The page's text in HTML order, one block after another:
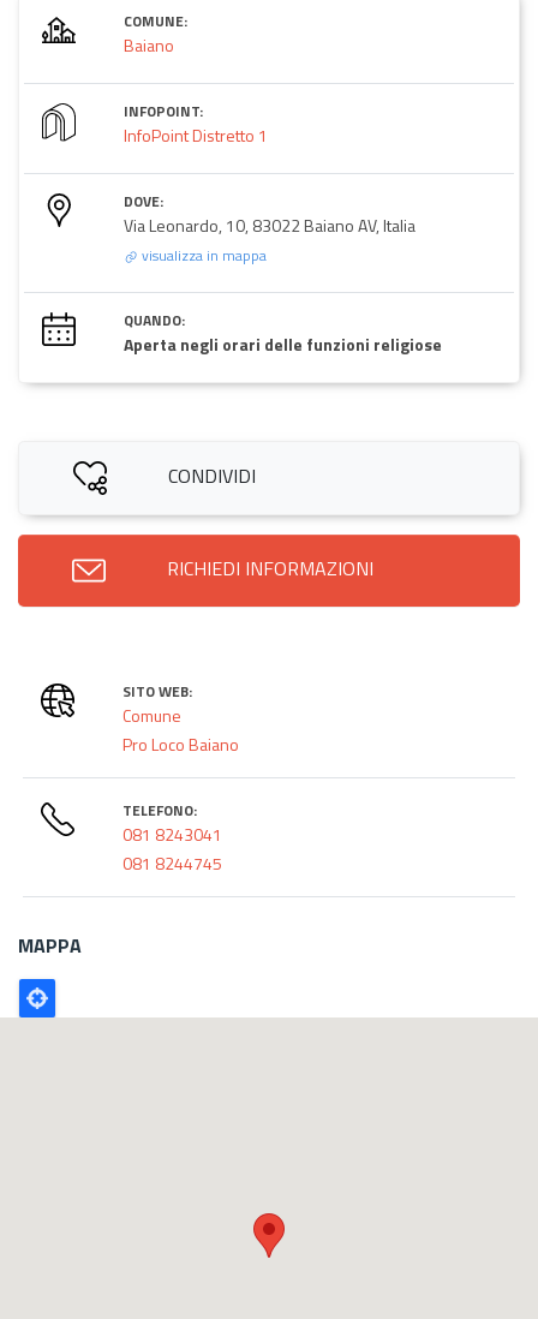
COMUNE:
Baiano
INFOPOINT:
InfoPoint Distretto 1
DOVE:
Via Leonardo, 10, 83022 Baiano AV, Italia
visualizza in mappa
QUANDO:
Aperta negli orari delle funzioni religiose
CONDIVIDI
RICHIEDI INFORMAZIONI
SITO WEB:
Comune
Pro Loco Baiano
TELEFONO:
081 8243041
081 8244745
MAPPA
Poligono
GEO